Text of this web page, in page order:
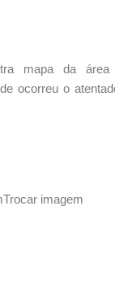
mapa da
ocorreu o
Trocar imagem